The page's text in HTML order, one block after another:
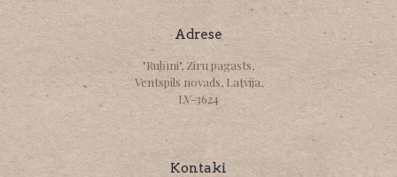
Adrese
"Rubīni", Ziru pagasts,
Ventspils novads, Latvija,
LV-3624
Kontaki